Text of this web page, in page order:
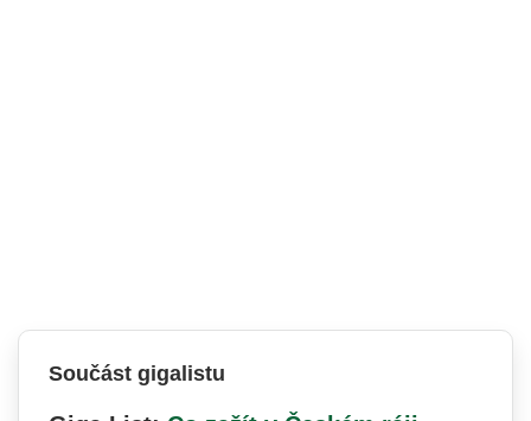
Součást gigalistu